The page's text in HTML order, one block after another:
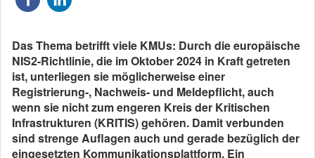
Das Thema betrifft viele KMUs: Durch die europäische
NIS2-Richtlinie, die im Oktober 2024 in Kraft getreten
ist, unterliegen sie möglicherweise einer
Registrierung-, Nachweis- und Meldepflicht, auch
wenn sie nicht zum engeren Kreis der Kritischen
Infrastrukturen (KRITIS) gehören. Damit verbunden
sind strenge Auflagen auch und gerade bezüglich der
eingesetzten Kommunikationsplattform. Ein